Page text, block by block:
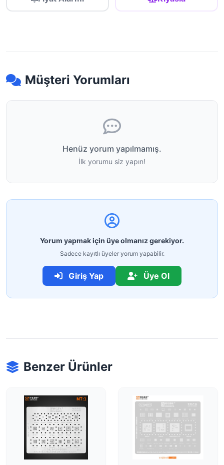
Müşteri Yorumları
Henüz yorum yapılmamış.
İlk yorumu siz yapın!
Yorum yapmak için üye olmanız gerekiyor.
Sadece kayıtlı üyeler yorum yapabilir.
Giriş Yap Üye Ol
Benzer Ürünler